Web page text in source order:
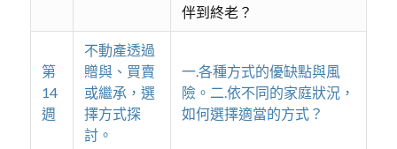
伴到終老？
第
14
週
不動產透過
贈與、買賣
或繼承，選
擇方式探
討。
一.各種方式的優缺點與風
險。二.依不同的家庭狀況，
如何選擇適當的方式？